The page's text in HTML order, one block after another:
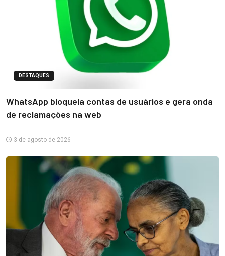
DESTAQUES
WhatsApp bloqueia contas de usuários e gera onda
de reclamações na web
3 de agosto de 2026